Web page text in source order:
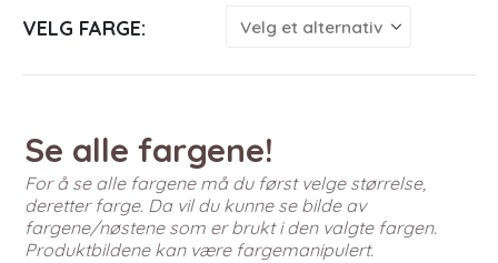
VELG FARGE
Se alle fargene!
For å se alle fargene må du først velge størrelse,
deretter farge. Da vil du kunne se bilde av
fargene/nøstene som er brukt i den valgte fargen.
Produktbildene kan være fargemanipulert.